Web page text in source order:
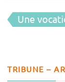
de
Une
TRIBUNE –